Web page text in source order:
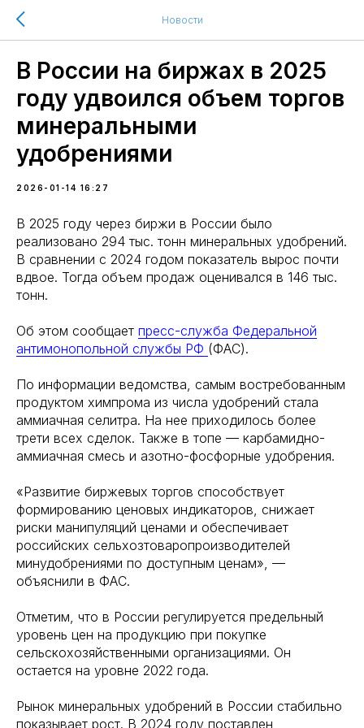
Новости
В России на биржах в 2025
году удвоился объем торгов
минеральными
удобрениями
2026-01-14 16:27
В 2025 году через биржи в России было
реализовано 294 тыс. тонн минеральных удобрений.
В сравнении с 2024 годом показатель вырос почти
вдвое. Тогда объем продаж оценивался в 146 тыс.
тонн.
Об этом сообщает пресс-служба Федеральной
антимонопольной службы РФ (ФАС).
По информации ведомства, самым востребованным
продуктом химпрома из числа удобрений стала
аммиачная селитра. На нее приходилось более
трети всех сделок. Также в топе — карбамидно-
аммиачная смесь и азотно-фосфорные удобрения.
«Развитие биржевых торгов способствует
формированию ценовых индикаторов, снижает
риски манипуляций ценами и обеспечивает
российских сельхозтоваропроизводителей
минудобрениями по доступным ценам», —
объяснили в ФАС.
Отметим, что в России регулируется предельный
уровень цен на продукцию при покупке
сельскохозяйственными организациями. Он
остается на уровне 2022 года.
Рынок минеральных удобрений в России стабильно
показывает рост. В 2024 году поставлен